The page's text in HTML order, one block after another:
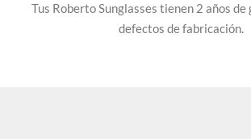
Tus Roberto Sunglasses tienen 2 años
defectos de fabricación.